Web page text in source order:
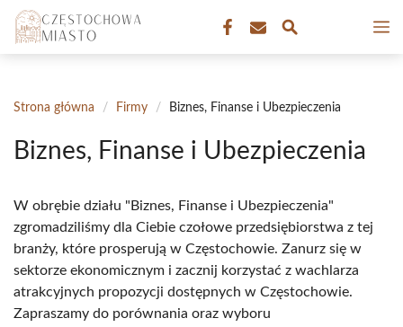
Przejdź
treści
Strona główna / Firmy / Biznes, Finanse i Ubezpieczenia
Biznes, Finanse i Ubezpieczenia
W obrębie działu "Biznes, Finanse i Ubezpieczenia"
zgromadziliśmy dla Ciebie czołowe przedsiębiorstwa z tej
branży, które prosperują w Częstochowie. Zanurz się w
sektorze ekonomicznym i zacznij korzystać z wachlarza
atrakcyjnych propozycji dostępnych w Częstochowie.
Zapraszamy do porównania oraz wyboru